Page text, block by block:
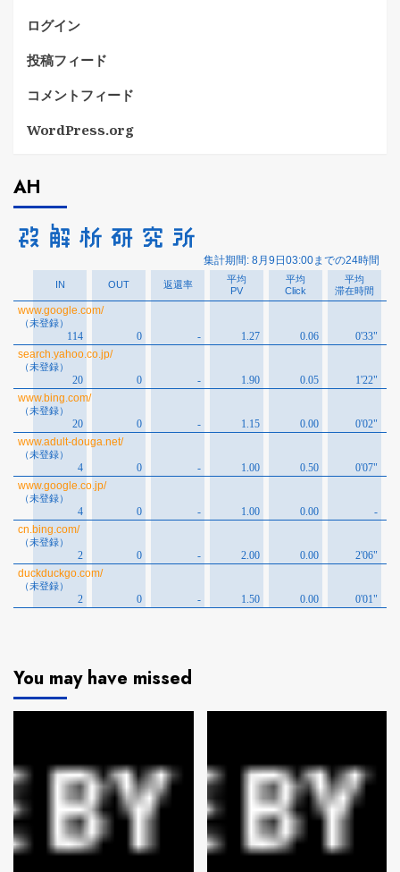
ログイン
投稿フィード
コメントフィード
WordPress.org
AH
You may have missed